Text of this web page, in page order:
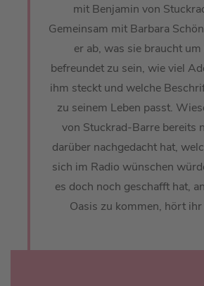
mit Benjamin von
Gemeinsam mit Barbara
er ab, was sie braucht
befreundet zu sein, wie viel
ihm steckt und welche
zu seinem Leben passt.
von Stuckrad-Barre bereits
darüber nachgedacht hat,
sich im Radio wünschen
es doch noch geschafft hat,
Oasis zu kommen, hört